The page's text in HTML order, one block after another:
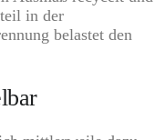
in der
belastet den